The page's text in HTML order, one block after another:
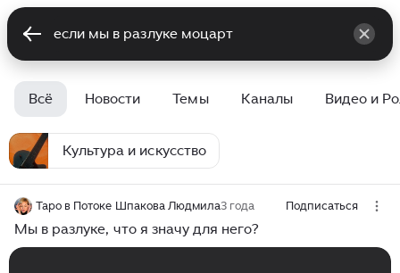
Всё Новости Темы Каналы Видео и
Культура и искусство
Таро в Потоке Шпакова Людмила3 года Подписаться
Мы в разлуке, что я значу для него?